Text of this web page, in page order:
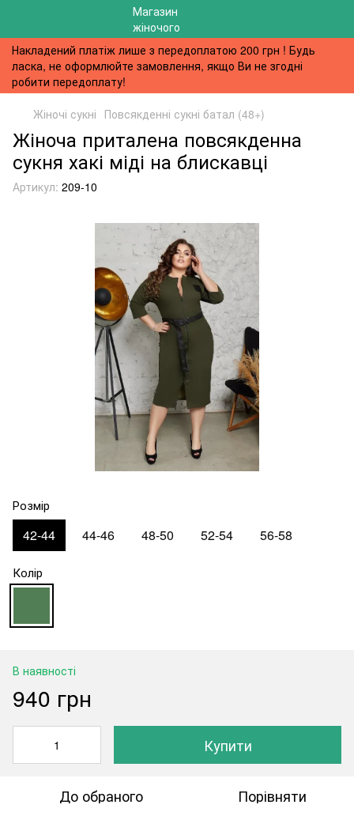
Накладений платіж лише з передоплатою 200 грн ! Будь
ласка, не оформлюйте замовлення, якщо Ви не згодні
робити передоплату!
Жіночі сукні Повсякденні сукні батал (48+)
Жіноча приталена повсякденна
сукня хакі міді на блискавці
Артикул: 209-10
Розмір
42-44 44-46 48-50 52-54 56-58
Колір
В наявності
940 грн
Купити
До обраного Порівняти